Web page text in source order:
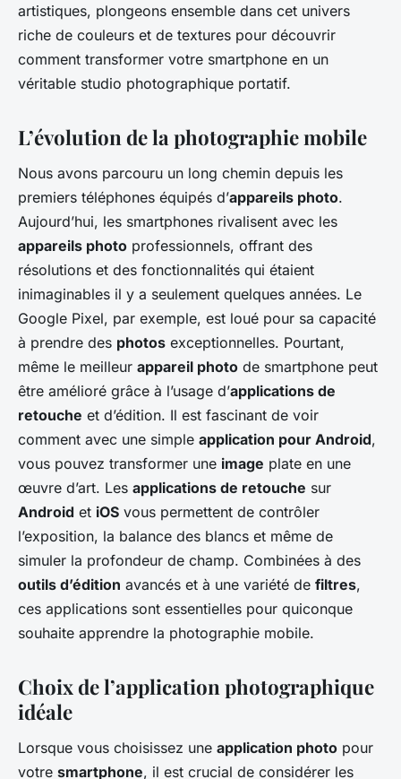
artistiques, plongeons ensemble dans cet univers
riche de couleurs et de textures pour découvrir
comment transformer votre smartphone en un
véritable studio photographique portatif.
L’évolution de la photographie mobile
Nous avons parcouru un long chemin depuis les
premiers téléphones équipés d’appareils photo.
Aujourd’hui, les smartphones rivalisent avec les
appareils photo professionnels, offrant des
résolutions et des fonctionnalités qui étaient
inimaginables il y a seulement quelques années. Le
Google Pixel, par exemple, est loué pour sa capacité
à prendre des photos exceptionnelles. Pourtant,
même le meilleur appareil photo de smartphone peut
être amélioré grâce à l’usage d’applications de
retouche et d’édition. Il est fascinant de voir
comment avec une simple application pour Android,
vous pouvez transformer une image plate en une
œuvre d’art. Les applications de retouche sur
Android et iOS vous permettent de contrôler
l’exposition, la balance des blancs et même de
simuler la profondeur de champ. Combinées à des
outils d’édition avancés et à une variété de filtres,
ces applications sont essentielles pour quiconque
souhaite apprendre la photographie mobile.
Choix de l’application photographique
idéale
Lorsque vous choisissez une application photo pour
votre smartphone, il est crucial de considérer les